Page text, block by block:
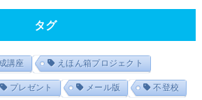
タグ
講座 えほん箱プロジェクト
プレゼント メール版 不登校